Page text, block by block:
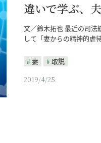
違いで学ぶ、
文／鈴木拓也 最近の司法
して「妻からの精神的虐
妻
取説
2019/4/25